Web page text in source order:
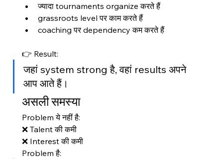
ज्यादा tournaments organize करते हैं
grassroots level पर काम करते हैं
coaching पर dependency कम करते हैं
👉 Result:
जहां system strong है, वहां results अपने
आप आते हैं।
असली समस्या
Problem ये नहीं है:
❌ Talent की कमी
❌ Interest की कमी
Problem है: